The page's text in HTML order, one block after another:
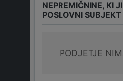
NEPREMIČNINE, KI
POSLOVNI SUBJEKT
PODJETJE